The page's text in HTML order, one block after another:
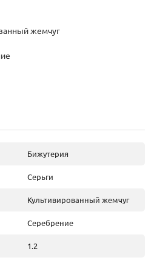
жемчуг
Бижутерия
Серьги
Культивированный жемчуг
Серебрение
1.2